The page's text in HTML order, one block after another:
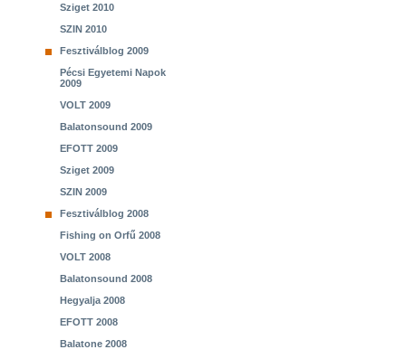
Sziget 2010
SZIN 2010
Fesztiválblog 2009
Pécsi Egyetemi Napok
2009
VOLT 2009
Balatonsound 2009
EFOTT 2009
Sziget 2009
SZIN 2009
Fesztiválblog 2008
Fishing on Orfű 2008
VOLT 2008
Balatonsound 2008
Hegyalja 2008
EFOTT 2008
Balatone 2008